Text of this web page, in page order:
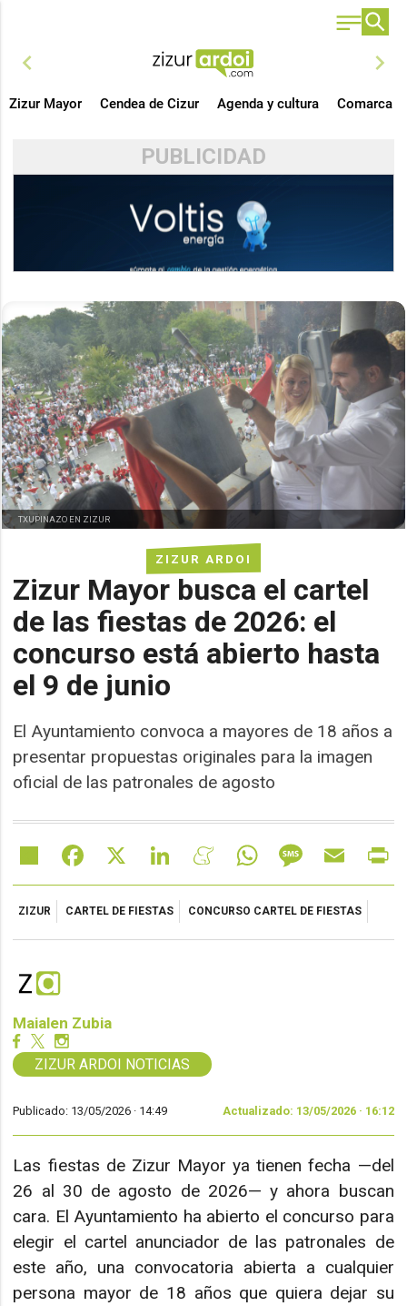
chevron_left chevron_right
Zizur Mayor Cendea de Cizur Agenda y cultura Comarca
PUBLICIDAD
ZIZUR ARDOI
Zizur Mayor busca el cartel
de las fiestas de 2026: el
concurso está abierto hasta
el 9 de junio
El Ayuntamiento convoca a mayores de 18 años a
presentar propuestas originales para la imagen
oficial de las patronales de agosto
TXUPINAZO EN ZIZUR
Share Facebook LinkedIn MeneameWhatsAppMessageEmail
ZIZUR CARTEL DE FIESTAS CONCURSO CARTEL DE FIESTAS
Maialen Zubia
ZIZUR ARDOI NOTICIAS
Publicado: 13/05/2026 · 14:49 Actualizado: 13/05/2026 · 16:12
Las fiestas de Zizur Mayor ya tienen fecha —del
26 al 30 de agosto de 2026— y ahora buscan
cara. El Ayuntamiento ha abierto el concurso para
elegir el cartel anunciador de las patronales de
este año, una convocatoria abierta a cualquier
persona mayor de 18 años que quiera dejar su